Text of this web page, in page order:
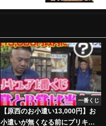
一番くじ
【原西のお小遣い13,000円】お
小遣いが無くなる前にプリキュ